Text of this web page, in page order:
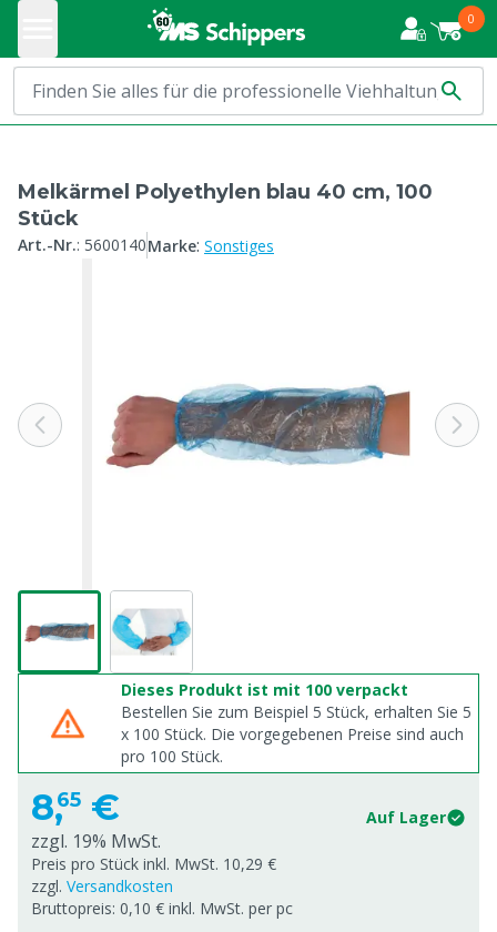
0
Melkärmel Polyethylen blau 40 cm, 100
Stück
Art.-Nr.: 5600140Marke: Sonstiges
Dieses Produkt ist mit 100 verpackt
Bestellen Sie zum Beispiel 5 Stück, erhalten Sie 5
x 100 Stück. Die vorgegebenen Preise sind auch
pro 100 Stück.
8,65 € Auf Lager
zzgl. 19% MwSt.
Preis pro Stück inkl. MwSt. 10,29 €
zzgl. Versandkosten
Bruttopreis: 0,10 € inkl. MwSt. per pc